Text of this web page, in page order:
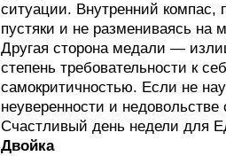
ситуации. Внутренний компас,
пустяки и не размениваясь на
Другая сторона медали —
степень требовательности к
самокритичностью. Если не
неуверенности и недовольстве
Счастливый день недели для
Двойка